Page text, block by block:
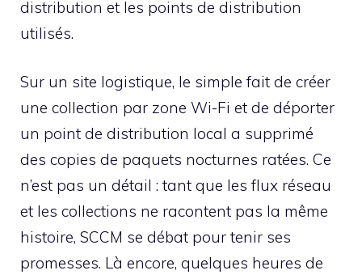
distribution et les points de distribution
utilisés.
Sur un site logistique, le simple fait de créer
une collection par zone Wi-Fi et de déporter
un point de distribution local a supprimé
des copies de paquets nocturnes ratées. Ce
n’est pas un détail : tant que les flux réseau
et les collections ne racontent pas la même
histoire, SCCM se débat pour tenir ses
promesses. Là encore, quelques heures de